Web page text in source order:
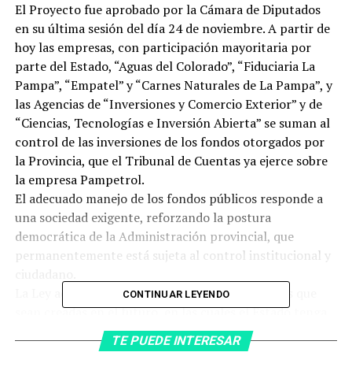
El Proyecto fue aprobado por la Cámara de Diputados
en su última sesión del día 24 de noviembre. A partir de
hoy las empresas, con participación mayoritaria por
parte del Estado, “Aguas del Colorado”, “Fiduciaria La
Pampa”, “Empatel” y “Carnes Naturales de La Pampa”, y
las Agencias de “Inversiones y Comercio Exterior” y de
“Ciencias, Tecnologías e Inversión Abierta” se suman al
control de las inversiones de los fondos otorgados por
la Provincia, que el Tribunal de Cuentas ya ejerce sobre
la empresa Pampetrol.
El adecuado manejo de los fondos públicos responde a
una sociedad exigente, reforzando la postura
democrática de la Administración provincial, que
permanentemente está sujeta al control institucional y
La Ley además prevé que las empresas y agencias que
sean creadas en el futuro, en las cuales el Estado tenga
participación mayoritaria, se encuentren alcanzadas
también por este tipo de control.
CONTINUAR LEYENDO
TE PUEDE INTERESAR